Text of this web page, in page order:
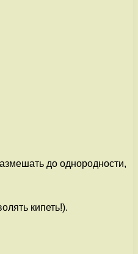
до однородности,
кипеть!).